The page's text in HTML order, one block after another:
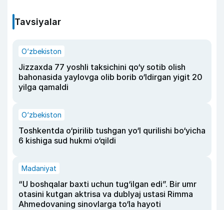
Tavsiyalar
O‘zbekiston
Jizzaxda 77 yoshli taksichini qo‘y sotib olish
bahonasida yaylovga olib borib o‘ldirgan yigit 20
yilga qamaldi
O‘zbekiston
Toshkentda o‘pirilib tushgan yo‘l qurilishi bo‘yicha
6 kishiga sud hukmi o‘qildi
Madaniyat
“U boshqalar baxti uchun tug‘ilgan edi”. Bir umr
otasini kutgan aktrisa va dublyaj ustasi Rimma
Ahmedovaning sinovlarga to‘la hayoti